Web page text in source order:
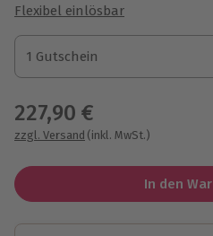
Flexibel einlösbar
1 Gutschein
1 Gutschein
1 Gutschein
227,90 €
zzgl. Versand (inkl. MwSt.)
In den